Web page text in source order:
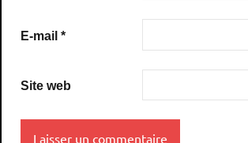
E-mail *
Site web